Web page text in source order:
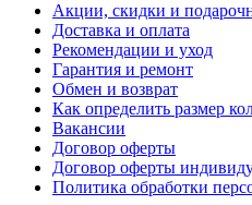
Акции, скидки и
Доставка и оплата
Рекомендации и уход
Гарантия и ремонт
Обмен и возврат
Как определить размер
Вакансии
Договор оферты
Договор оферты
Политика обработки